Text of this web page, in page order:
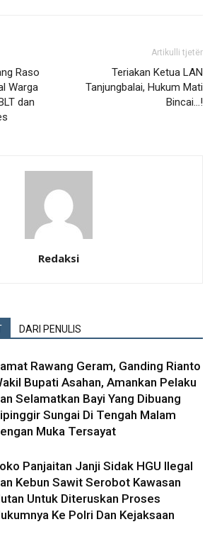
Raso
Warga
dan
Artikulli tjetër
Teriakan Ketua LAN
Tanjungbalai, Hukum Mati
Bincai…!
Redaksi
DARI PENULIS
Rawang Geram, Ganding Rianto
Bupati Asahan, Amankan Pelaku
Selamatkan Bayi Yang Dibuang
Sungai Di Tengah Malam
Muka Tersayat
Panjaitan Janji Sidak HGU Ilegal
Kebun Sawit Serobot Kawasan
Untuk Diteruskan Proses
Ke Polri Dan Kejaksaan